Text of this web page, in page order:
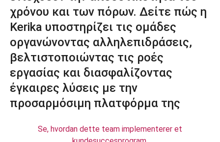
Se, hvordan dette team implementerer et